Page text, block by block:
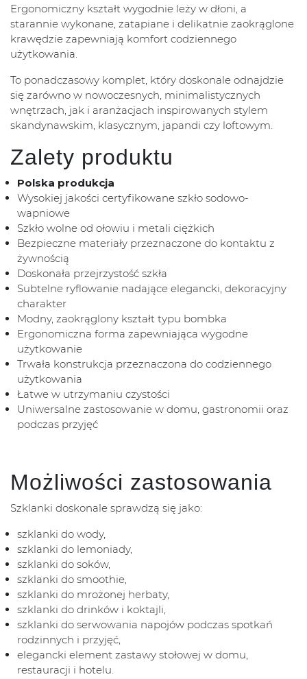
Ergonomiczny kształt wygodnie leży w dłoni, a
starannie wykonane, zatapiane i delikatnie zaokrąglone
krawędzie zapewniają komfort codziennego
użytkowania.
To ponadczasowy komplet, który doskonale odnajdzie
się zarówno w nowoczesnych, minimalistycznych
wnętrzach, jak i aranżacjach inspirowanych stylem
skandynawskim, klasycznym, japandi czy loftowym.
Zalety produktu
Polska produkcja
Wysokiej jakości certyfikowane szkło sodowo-
wapniowe
Szkło wolne od ołowiu i metali ciężkich
Bezpieczne materiały przeznaczone do kontaktu z
żywnością
Doskonała przejrzystość szkła
Subtelne ryflowanie nadające elegancki, dekoracyjny
charakter
Modny, zaokrąglony kształt typu bombka
Ergonomiczna forma zapewniająca wygodne
użytkowanie
Trwała konstrukcja przeznaczona do codziennego
użytkowania
Łatwe w utrzymaniu czystości
Uniwersalne zastosowanie w domu, gastronomii oraz
podczas przyjęć
Możliwości zastosowania
Szklanki doskonale sprawdzą się jako:
szklanki do wody,
szklanki do lemoniady,
szklanki do soków,
szklanki do smoothie,
szklanki do mrożonej herbaty,
szklanki do drinków i koktajli,
szklanki do serwowania napojów podczas spotkań
rodzinnych i przyjęć,
elegancki element zastawy stołowej w domu,
restauracji i hotelu.